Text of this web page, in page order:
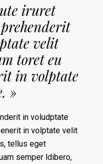
iruret
velit
toret eu
in volptate
»
in voludptate
in volptate velit
tellus eget
semper ldibero,